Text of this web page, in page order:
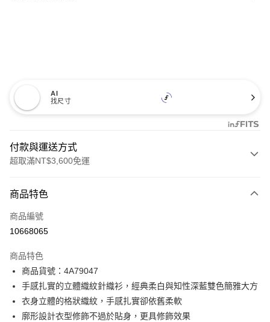
AI
找尺寸
付款與運送方式
超取滿NT$3,600免運
信用卡一次付款
信用卡分期付款
合作金庫商業銀行
華南商業銀行
上海商業儲蓄銀行
台北富邦商業銀行
國泰世華商業銀行
兆豐國際商業銀行
臺灣中小企業銀行
台中商業銀行
超商取貨付款
LINE Pay
Apple Pay
商品特色
商品編號
10668065
商品特色
商品貨號：4A79047
手感扎實的立體織紋針織衫，經典柔白與知性深藍雙色簡雅大方
衣身立體的格狀織紋，手感扎實卻依舊柔軟
廓形設計衣型修飾不過於貼身，更具修飾效果